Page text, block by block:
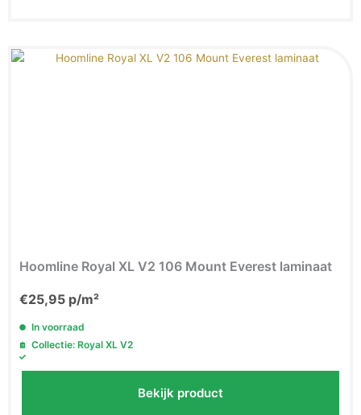
Hoomline Royal XL V2 106 Mount Everest laminaat
€25,95 p/m²
In voorraad
Collectie: Royal XL V2
Bekijk product